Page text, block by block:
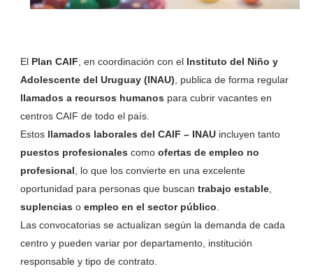
El Plan CAIF , en coordinación con el Instituto del Niño y
Adolescente del Uruguay(INAU) , publica de forma regular
llamados a recursos humanos para cubrir vacantes en
centros CAIF de todo el país.
Estos llamados laborales del CAIF – INAUincluyen tanto
puestos profesionales como ofertas de empleo no
profesional , lo que los convierte en una excelente
oportunidad para personas que buscan trabajo estable,
suplencias o empleo en el sector público
Las convocatorias se actualizan según la demanda de cada
centro y pueden variar por departamento, institución
responsable y tipo de contrato.